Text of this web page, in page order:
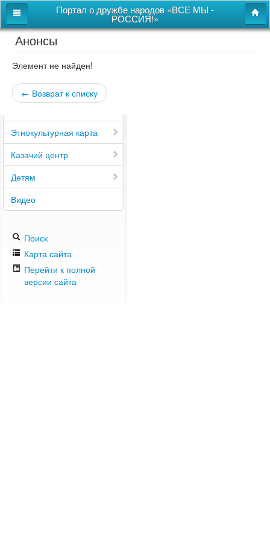
Портал о дружбе народов «ВСЕ МЫ -
РОССИЯ!»
Главная
Дом дружбы народов
Новости
Этнокультурная карта
Казачий центр
Детям
Видео
Поиск
Карта сайта
Перейти к полной
версии сайта
Анонсы
Элемент не найден!
← Возврат к списку